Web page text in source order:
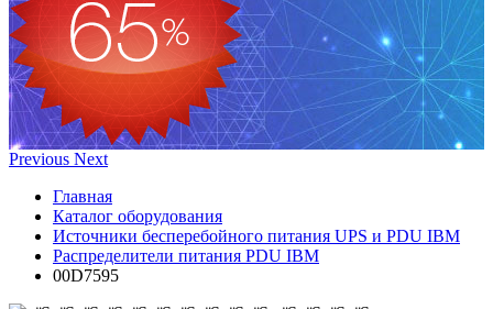
Previous Next
Главная
Каталог оборудования
Источники бесперебойного питания UPS и PDU IBM
Распределители питания PDU IBM
00D7595